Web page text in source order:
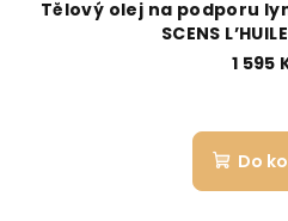
Tělový olej na podporu
SCENS
1 595
Do